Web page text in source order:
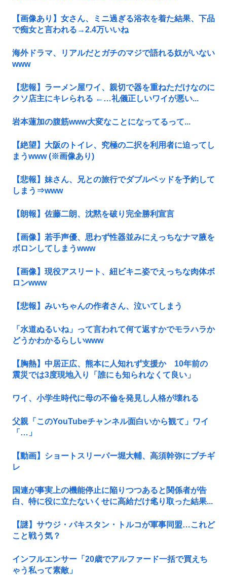
【画像あり】女さん、ミニ過ぎる浴衣を着た結果、下品
で痴女と言われる→2.4万いいね
海外ドラマ、リアルだとガチのマジで語れる奴がいない
www
【悲報】ラーメン屋ワイ、親切で器を重ねただけなのに
クソ店主にキレられる ←…礼儀正しいワイが悪い...
岩本蓮加の腹筋www大変なことになってるって...
【絶望】大阪のトイレ、究極の二択を利用者に迫ってし
まうwww (※画像あり)
【悲報】妹さん、兄との旅行でダブルベッドを予約して
しまう⇒www
【朗報】佐藤二朗、沈黙を破り完全勝利宣言
【画像】若手声優、思わず性器並みにえっちなナマ腋を
ボロンしてしまうwww
【画像】現役アスリート、紐ビキニ姿でえっちな肉体ボ
ロンwww
【悲報】みいちゃんの作者さん、泣いてしまう
「水道ぬるいね」って言われて何て返すかでモラハラか
どうかわかるらしいwww
【胸熱】中居正広、熊本に人知れず支援か 10年前の
震災では3度現地入り「誰にも知られなくて良い」
ワイ、小学生時代に母の不倫を発見し人格が壊れる
父親「このYouTubeチャンネル面白いから観て」ワイ
「…」
【動画】ショートスリーパー堀大輔、高須幹弥にブチギ
レ
国連が事実上の機能停止に陥りつつあると関係者が告
白、特に役に立たないくせに高給だけ毟り取った結果...
【謎】サウジ・パキスタン・トルコが軍事同盟…これど
こと戦う気？
インフルエンサー「20歳でアルファード一括で買えち
ゃう私って素敵」